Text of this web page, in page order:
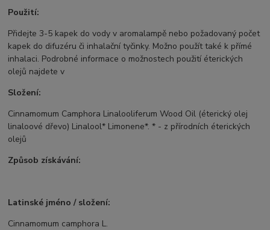
Použití:
Přidejte 3-5 kapek do vody v aromalampě nebo požadovaný počet
kapek do difuzéru či inhalační tyčinky. Možno použít také k přímé
inhalaci. Podrobné informace o možnostech použití éterických
olejů najdete v
Složení:
Cinnamomum Camphora Linalooliferum Wood Oil (éterický olej
linaloové dřevo) Linalool* Limonene*. * - z přírodních éterických
olejů
Způsob získávání:
Latinské jméno / složení:
Cinnamomum camphora L.